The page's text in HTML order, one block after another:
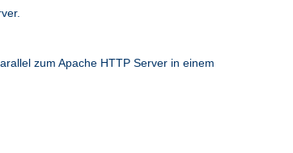
zum Apache HTTP Server in einem